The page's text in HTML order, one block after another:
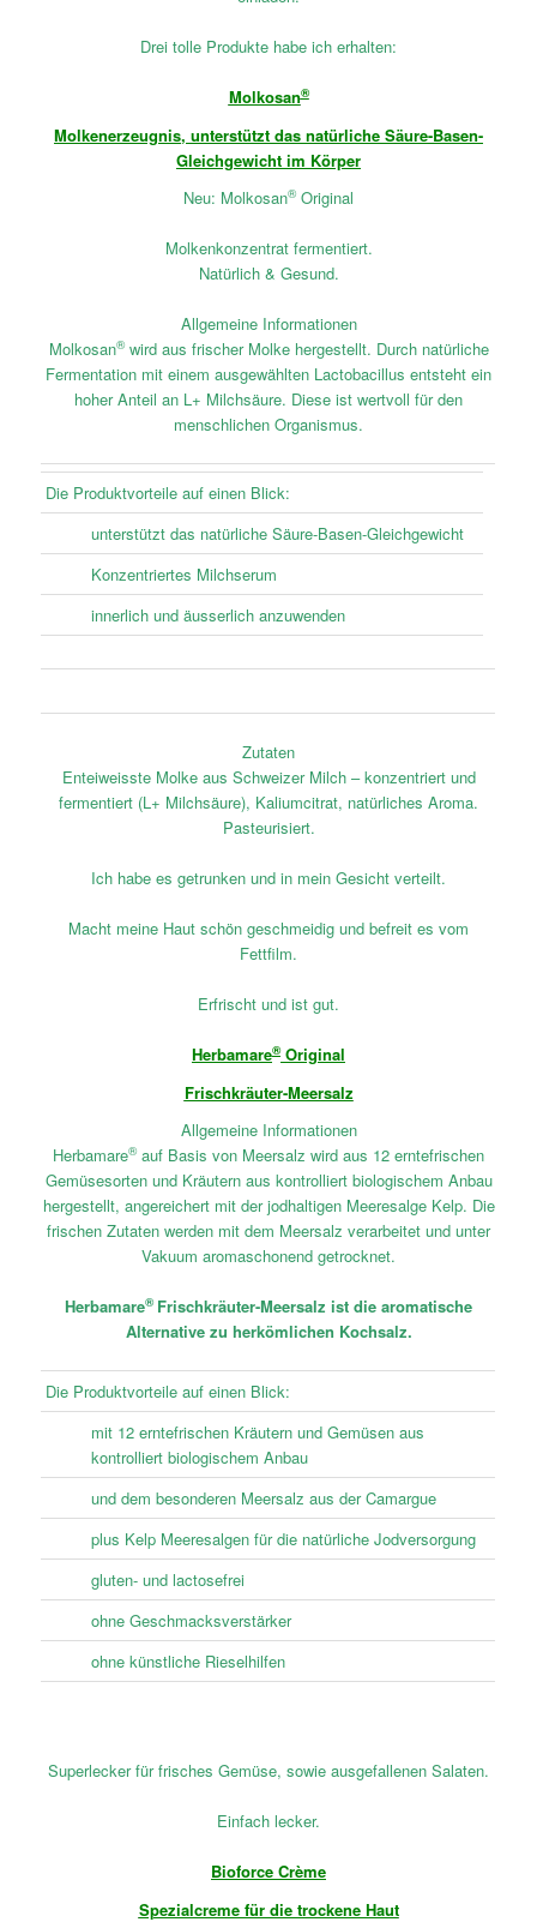
Drei tolle Produkte habe ich erhalten:
Molkosan®
Molkenerzeugnis, unterstützt das natürliche Säure-Basen-
Gleichgewicht im Körper
Neu: Molkosan®Original
Molkenkonzentrat fermentiert.
Natürlich & Gesund.
Allgemeine Informationen
Molkosan®wird aus frischer Molke hergestellt. Durch natürliche
Fermentation mit einem ausgewählten Lactobacillus entsteht ein
hoher Anteil an L+ Milchsäure. Diese ist wertvoll für den
menschlichen Organismus.
Die Produktvorteile auf einen Blick:
unterstützt das natürliche Säure-Basen-Gleichgewicht
Konzentriertes Milchserum
innerlich und äusserlich anzuwenden
Zutaten
Enteiweisste Molke aus Schweizer Milch – konzentriert und
fermentiert (L+ Milchsäure), Kaliumcitrat, natürliches Aroma.
Pasteurisiert.
Ich habe es getrunken und in mein Gesicht verteilt.
Macht meine Haut schön geschmeidig und befreit es vom
Fettfilm.
Erfrischt und ist gut.
Herbamare®Original
Frischkräuter-Meersalz
Allgemeine Informationen
Herbamare®auf Basis von Meersalz wird aus 12 erntefrischen
Gemüsesorten und Kräutern aus kontrolliert biologischem Anbau
hergestellt, angereichert mit der jodhaltigen Meeresalge Kelp. Die
frischen Zutaten werden mit dem Meersalz verarbeitet und unter
Vakuum aromaschonend getrocknet.
Herbamare® Frischkräuter-Meersalz ist die aromatische
Alternative zu herkömlichen Kochsalz.
Die Produktvorteile auf einen Blick:
mit 12 erntefrischen Kräutern und Gemüsen aus
kontrolliert biologischem Anbau
und dem besonderen Meersalz aus der Camargue
plus Kelp Meeresalgen für die natürliche Jodversorgung
gluten- und lactosefrei
ohne Geschmacksverstärker
ohne künstliche Rieselhilfen
Superlecker für frisches Gemüse, sowie ausgefallenen Salaten.
Einfach lecker.
Bioforce Crème
Spezialcreme für die trockene Haut